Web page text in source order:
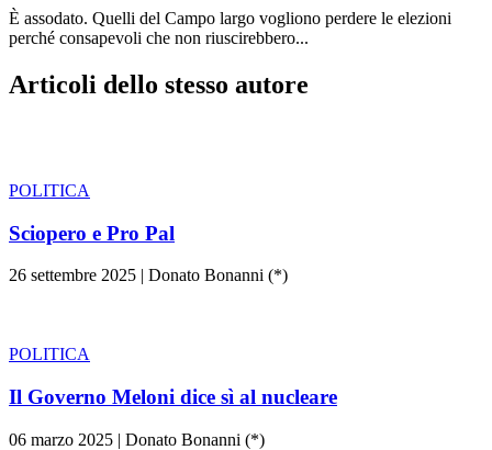
È assodato. Quelli del Campo largo vogliono perdere le elezioni
perché consapevoli che non riuscirebbero...
Articoli dello stesso autore
POLITICA
Sciopero e Pro Pal
26 settembre 2025 | Donato Bonanni (*)
POLITICA
Il Governo Meloni dice sì al nucleare
06 marzo 2025 | Donato Bonanni (*)